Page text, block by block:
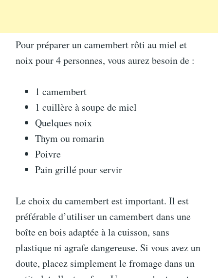
Pour préparer un camembert rôti au miel et
noix pour 4 personnes, vous aurez besoin de :
1 camembert
1 cuillère à soupe de miel
Quelques noix
Thym ou romarin
Poivre
Pain grillé pour servir
Le choix du camembert est important. Il est
préférable d’utiliser un camembert dans une
boîte en bois adaptée à la cuisson, sans
plastique ni agrafe dangereuse. Si vous avez un
doute, placez simplement le fromage dans un